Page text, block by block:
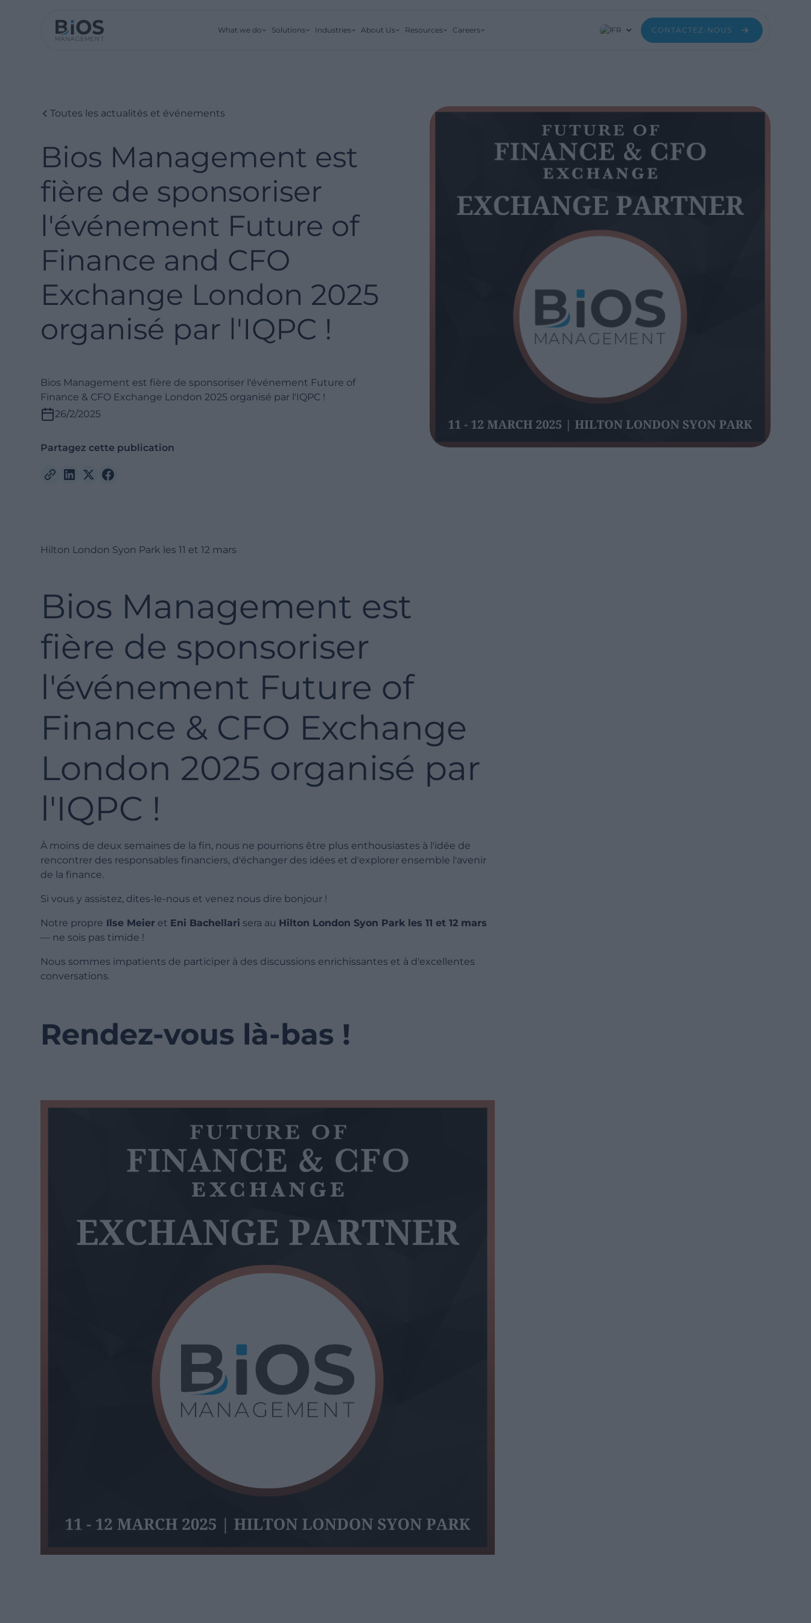
What we do Solutions Industries About Us Resources Careers FR CONTACTEZ-NOUS
Toutes les actualités et événements
Bios Management est
fière de sponsoriser
l'événement Future of
Finance and CFO
Exchange London 2025
organisé par l'IQPC !
Bios Management est fière de sponsoriser l'événement Future of
Finance & CFO Exchange London 2025 organisé par l'IQPC !
26/2/2025
Partagez cette publication
Hilton London Syon Park les 11 et 12 mars
Bios Management est
fière de sponsoriser
l'événement Future of
Finance & CFO Exchange
London 2025 organisé par
l'IQPC !
À moins de deux semaines de la fin, nous ne pourrions être plus enthousiastes à l'idée de
rencontrer des responsables financiers, d'échanger des idées et d'explorer ensemble l'avenir
de la finance.
Si vous y assistez, dites-le-nous et venez nous dire bonjour !
Notre propre Ilse Meier et Eni Bachellari sera au Hilton London Syon Park les 11 et 12 mars
— ne sois pas timide !
Nous sommes impatients de participer à des discussions enrichissantes et à d'excellentes
conversations.
Rendez-vous là-bas !